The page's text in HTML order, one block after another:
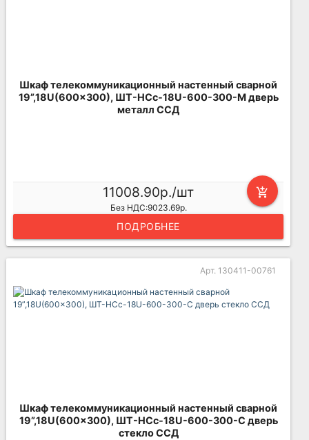
Шкаф телекоммуникационный настенный сварной
19”,18U(600x300), ШТ-НСс-18U-600-300-М дверь
металл ССД
add_shopping_cart
11008.90р./шт
Без НДС:9023.69р.
ПОДРОБНЕЕ
Арт. 130411-00761
Шкаф телекоммуникационный настенный сварной
19”,18U(600x300), ШТ-НСс-18U-600-300-С дверь
стекло ССД